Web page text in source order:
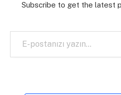
Subscribe to get the latest
E-postanızı yazın…